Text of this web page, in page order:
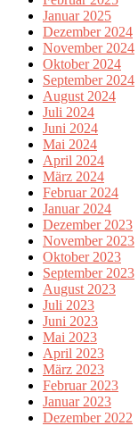
Januar 2025
Dezember 2024
November 2024
Oktober 2024
September 2024
August 2024
Juli 2024
Juni 2024
Mai 2024
April 2024
März 2024
Februar 2024
Januar 2024
Dezember 2023
November 2023
Oktober 2023
September 2023
August 2023
Juli 2023
Juni 2023
Mai 2023
April 2023
März 2023
Februar 2023
Januar 2023
Dezember 2022